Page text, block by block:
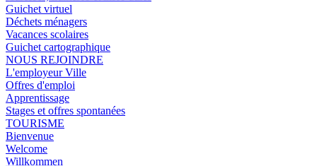
Guichet virtuel
Déchets ménagers
Vacances scolaires
Guichet cartographique
NOUS REJOINDRE
L'employeur Ville
Offres d'emploi
Apprentissage
Stages et offres spontanées
TOURISME
Bienvenue
Welcome
Willkommen